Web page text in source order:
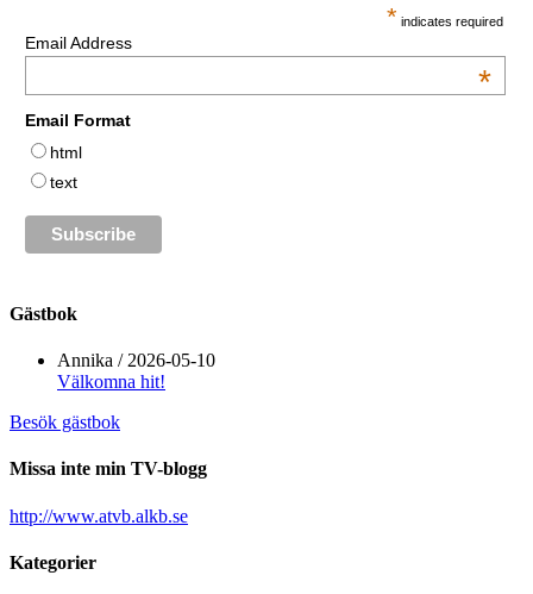
* indicates required
Email Address
*
Email Format
html
text
Gästbok
Annika / 2026-05-10
Välkomna hit!
Besök gästbok
Missa inte min TV-blogg
http://www.atvb.alkb.se
Kategorier